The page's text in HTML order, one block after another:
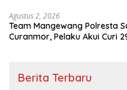
Agustus 2, 2026
Team Mangewang Polresta
Curanmor, Pelaku Akui Curi
Berita Terbaru